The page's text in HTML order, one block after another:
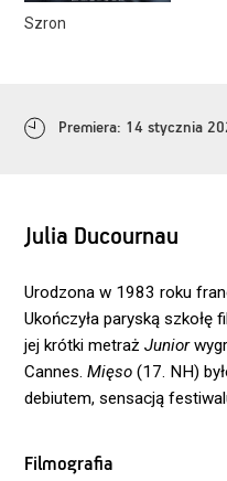
Szron
Premiera: 14 stycznia
Julia Ducournau
Urodzona w 1983 roku
Ukończyła paryską
jej krótki metrażJunior
Cannes.Mięso (17. NH)
debiutem, sensacją
Filmografia